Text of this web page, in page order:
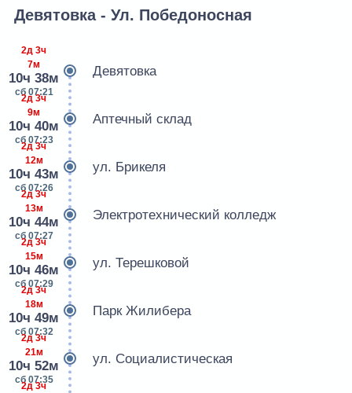
Девятовка - Ул. Победоносная
2д 3ч
7м
10ч 38м
сб 07:21
Девятовка
2д 3ч
9м
10ч 40м
сб 07:23
Аптечный склад
2д 3ч
12м
10ч 43м
сб 07:26
ул. Брикеля
2д 3ч
13м
10ч 44м
сб 07:27
Электротехнический колледж
2д 3ч
15м
10ч 46м
сб 07:29
ул. Терешковой
2д 3ч
18м
10ч 49м
сб 07:32
Парк Жилибера
2д 3ч
21м
10ч 52м
сб 07:35
ул. Социалистическая
2д 3ч